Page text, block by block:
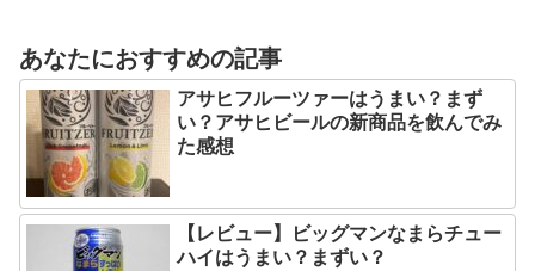
あなたにおすすめの記事
アサヒフルーツァーはうまい？まず
い？アサヒビールの新商品を飲んでみ
た感想
【レビュー】ビッグマンなまらチュー
ハイはうまい？まずい？